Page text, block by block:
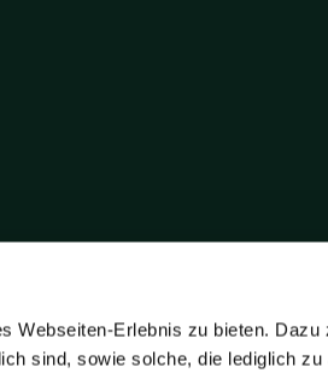
Webseiten-Erlebnis zu bieten. Dazu
sind, sowie solche, die lediglich zu